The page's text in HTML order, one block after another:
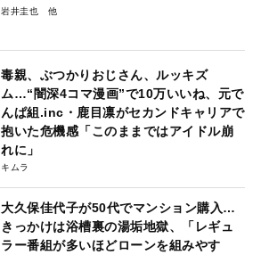
岩井圭也
毒親、ぶつかりおじさん、ルッキズ
ム…“闇深4コマ漫画”で10万いいね、元で
んぱ組.inc・鹿目凛がセカンドキャリアで
抱いた危機感「このままではアイドル崩
れに」
キムラ
大久保佳代子が50代でマンション購入…
きっかけは浴槽裏の湯垢地獄、「レギュ
ラー番組が多いほどローンを組みやす